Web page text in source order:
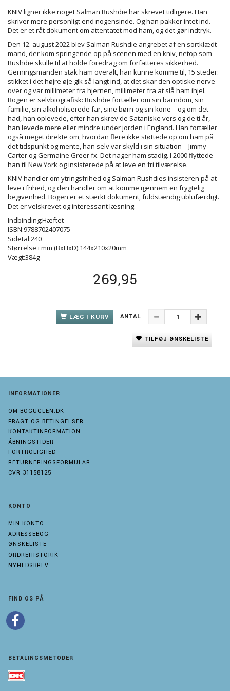
KNIV ligner ikke noget Salman Rushdie har skrevet tidligere. Han
skriver mere personligt end nogensinde. Og han pakker intet ind.
Det er et råt dokument om attentatet mod ham, og det gør indtryk.
Den 12. august 2022 blev Salman Rushdie angrebet af en sortklædt
mand, der kom springende op på scenen med en kniv, netop som
Rushdie skulle til at holde foredrag om forfatteres sikkerhed.
Gerningsmanden stak ham overalt, han kunne komme til, 15 steder:
stikket i det højre øje gik så langt ind, at det skar den optiske nerve
over og var millimeter fra hjernen, millimeter fra at slå ham ihjel.
Bogen er selvbiografisk: Rushdie fortæller om sin barndom, sin
familie, sin alkoholiserede far, sine børn og sin kone – og om det
had, han oplevede, efter han skrev de Sataniske vers og de ti år,
han levede mere eller mindre under jorden i England. Han fortæller
også meget direkte om, hvordan flere ikke støttede op om ham på
det tidspunkt og mente, han selv var skyld i sin situation – Jimmy
Carter og Germaine Greer fx. Det nager ham stadig. I 2000 flyttede
han til New York og insisterede på at leve en fri tilværelse.
KNIV handler om ytringsfrihed og Salman Rushdies insisteren på at
leve i frihed, og den handler om at komme igennem en frygtelig
begivenhed. Bogen er et stærkt dokument, fuldstændig ublufærdigt.
Det er velskrevet og interessant læsning.
Indbinding:Hæftet
ISBN:9788702407075
Sidetal:240
Størrelse i mm (BxHxD):144x210x20mm
Vægt:384g
269,95
LÆG I KURV ANTAL
TILFØJ ØNSKELISTE
INFORMATIONER
OM BOGUGLEN.DK
FRAGT OG BETINGELSER
KONTAKTINFORMATION
ÅBNINGSTIDER
FORTROLIGHED
RETURNERINGSFORMULAR
CVR 31158125
KONTO
MIN KONTO
ADRESSEBOG
ØNSKELISTE
ORDREHISTORIK
NYHEDSBREV
FIND OS PÅ
BETALINGSMETODER